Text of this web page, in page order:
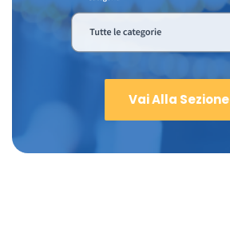
Vai Alla Sezione